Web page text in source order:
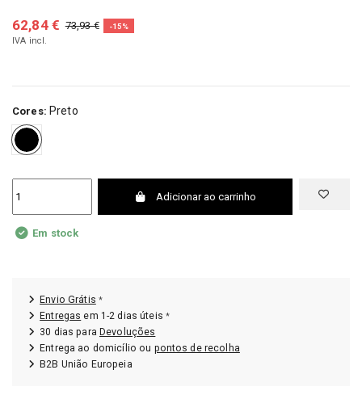
62,84 € 73,93 € -15%
IVA incl.
Cores: Preto
Preto
Adicionar ao carrinho
Em stock
Envio Grátis *
Entregas em 1-2 dias úteis *
30 dias para Devoluções
Entrega ao domicílio ou pontos de recolha
B2B União Europeia